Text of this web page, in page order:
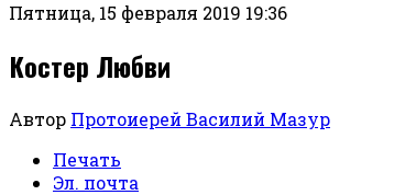
Пятница, 15 февраля 2019 19:36
Костер Любви
Автор Протоиерей Василий Мазур
Печать
Эл. почта